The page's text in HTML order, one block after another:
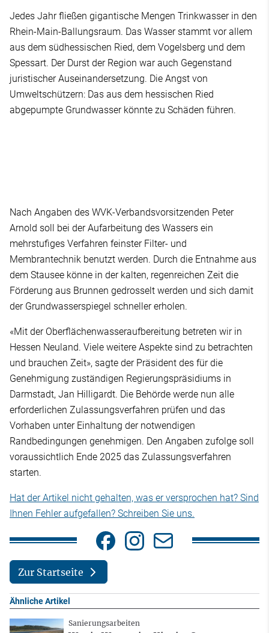
Jedes Jahr fließen gigantische Mengen Trinkwasser in den
Rhein-Main-Ballungsraum. Das Wasser stammt vor allem
aus dem südhessischen Ried, dem Vogelsberg und dem
Spessart. Der Durst der Region war auch Gegenstand
juristischer Auseinandersetzung. Die Angst von
Umweltschützern: Das aus dem hessischen Ried
abgepumpte Grundwasser könnte zu Schäden führen.
Nach Angaben des WVK-Verbandsvorsitzenden Peter
Arnold soll bei der Aufarbeitung des Wassers ein
mehrstufiges Verfahren feinster Filter- und
Membrantechnik benutzt werden. Durch die Entnahme aus
dem Stausee könne in der kalten, regenreichen Zeit die
Förderung aus Brunnen gedrosselt werden und sich damit
der Grundwasserspiegel schneller erholen.
«Mit der Oberflächenwasseraufbereitung betreten wir in
Hessen Neuland. Viele weitere Aspekte sind zu betrachten
und brauchen Zeit», sagte der Präsident des für die
Genehmigung zuständigen Regierungspräsidiums in
Darmstadt, Jan Hilligardt. Die Behörde werde nun alle
erforderlichen Zulassungsverfahren prüfen und das
Vorhaben unter Einhaltung der notwendigen
Randbedingungen genehmigen. Den Angaben zufolge soll
voraussichtlich Ende 2025 das Zulassungsverfahren
starten.
Hat der Artikel nicht gehalten, was er versprochen hat? Sind
Ihnen Fehler aufgefallen? Schreiben Sie uns.
Zur Startseite
Ähnliche Artikel
Sanierungsarbeiten